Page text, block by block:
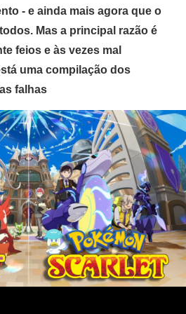
- e ainda mais agora que o
Mas a principal razão é
feios e às vezes mal
uma compilação dos
falhas